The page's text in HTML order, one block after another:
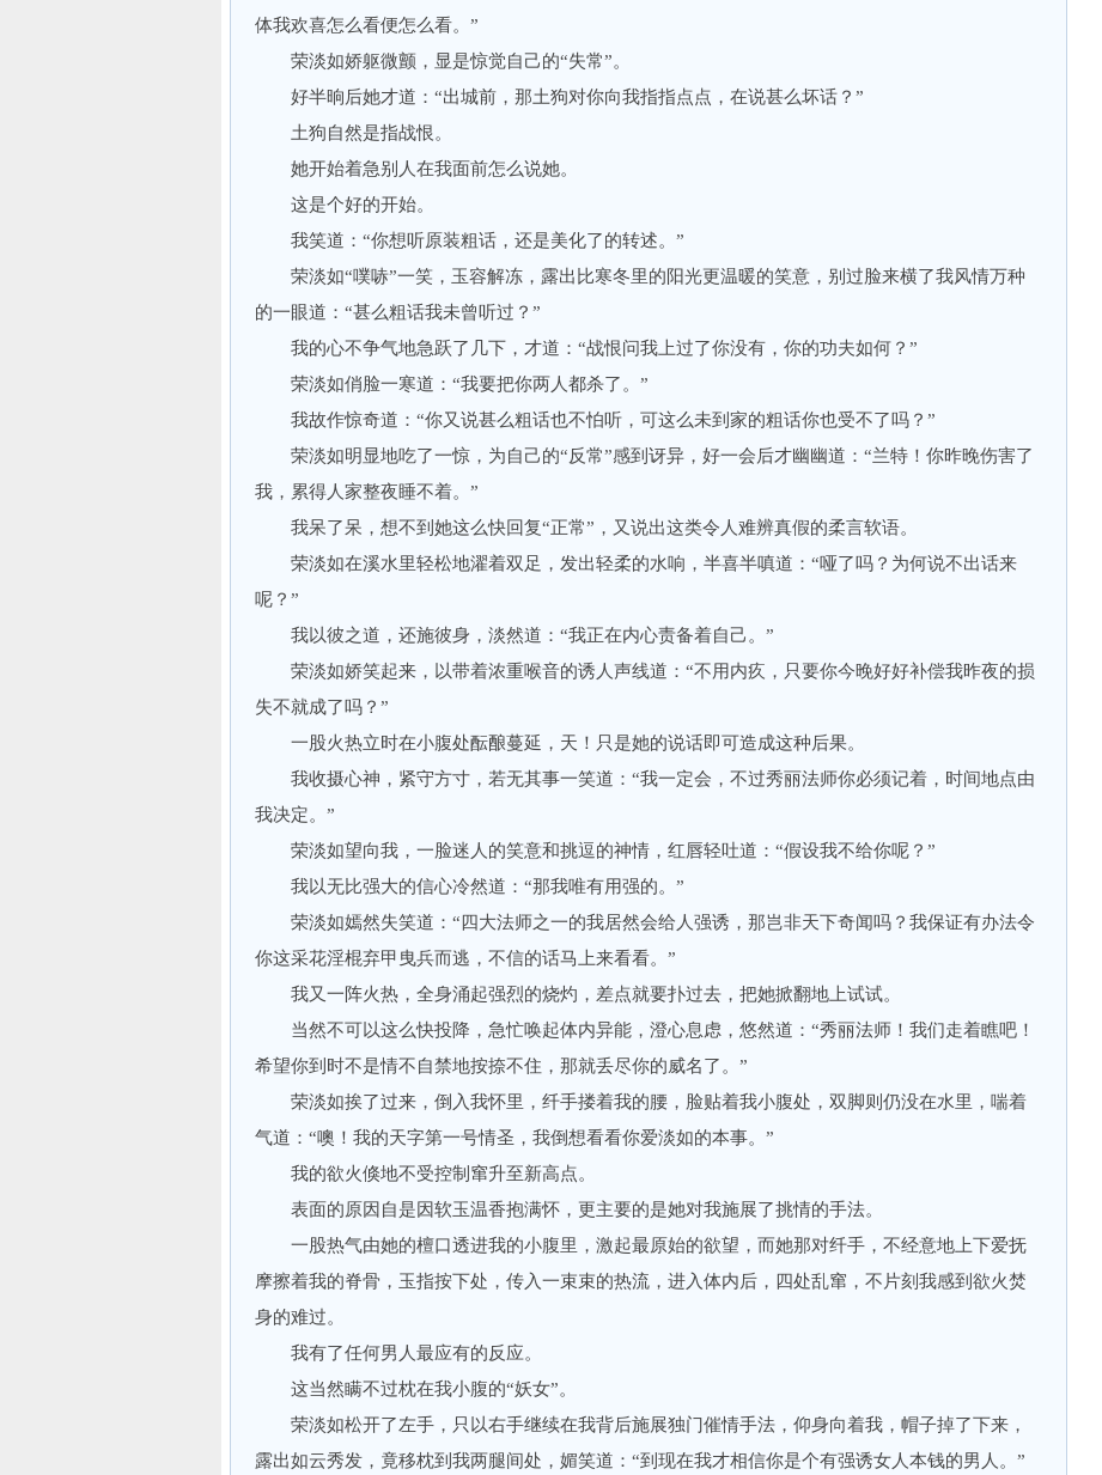
体我欢喜怎么看便怎么看。”
荣淡如娇躯微颤，显是惊觉自己的“失常”。
好半晌后她才道：“出城前，那土狗对你向我指指点点，在说甚么坏话？”
土狗自然是指战恨。
她开始着急别人在我面前怎么说她。
这是个好的开始。
我笑道：“你想听原装粗话，还是美化了的转述。”
荣淡如“噗哧”一笑，玉容解冻，露出比寒冬里的阳光更温暖的笑意，别过脸来横了我风情万种
的一眼道：“甚么粗话我未曾听过？”
我的心不争气地急跃了几下，才道：“战恨问我上过了你没有，你的功夫如何？”
荣淡如俏脸一寒道：“我要把你两人都杀了。”
我故作惊奇道：“你又说甚么粗话也不怕听，可这么未到家的粗话你也受不了吗？”
荣淡如明显地吃了一惊，为自己的“反常”感到讶异，好一会后才幽幽道：“兰特！你昨晚伤害了
我，累得人家整夜睡不着。”
我呆了呆，想不到她这么快回复“正常”，又说出这类令人难辨真假的柔言软语。
荣淡如在溪水里轻松地濯着双足，发出轻柔的水响，半喜半嗔道：“哑了吗？为何说不出话来
呢？”
我以彼之道，还施彼身，淡然道：“我正在内心责备着自己。”
荣淡如娇笑起来，以带着浓重喉音的诱人声线道：“不用内疚，只要你今晚好好补偿我昨夜的损
失不就成了吗？”
一股火热立时在小腹处酝酿蔓延，天！只是她的说话即可造成这种后果。
我收摄心神，紧守方寸，若无其事一笑道：“我一定会，不过秀丽法师你必须记着，时间地点由
我决定。”
荣淡如望向我，一脸迷人的笑意和挑逗的神情，红唇轻吐道：“假设我不给你呢？”
我以无比强大的信心冷然道：“那我唯有用强的。”
荣淡如嫣然失笑道：“四大法师之一的我居然会给人强诱，那岂非天下奇闻吗？我保证有办法令
你这采花淫棍弃甲曳兵而逃，不信的话马上来看看。”
我又一阵火热，全身涌起强烈的烧灼，差点就要扑过去，把她掀翻地上试试。
当然不可以这么快投降，急忙唤起体内异能，澄心息虑，悠然道：“秀丽法师！我们走着瞧吧！
希望你到时不是情不自禁地按捺不住，那就丢尽你的威名了。”
荣淡如挨了过来，倒入我怀里，纤手搂着我的腰，脸贴着我小腹处，双脚则仍没在水里，喘着
气道：“噢！我的天字第一号情圣，我倒想看看你爱淡如的本事。”
我的欲火倏地不受控制窜升至新高点。
表面的原因自是因软玉温香抱满怀，更主要的是她对我施展了挑情的手法。
一股热气由她的檀口透进我的小腹里，激起最原始的欲望，而她那对纤手，不经意地上下爱抚
摩擦着我的脊骨，玉指按下处，传入一束束的热流，进入体内后，四处乱窜，不片刻我感到欲火焚
身的难过。
我有了任何男人最应有的反应。
这当然瞒不过枕在我小腹的“妖女”。
荣淡如松开了左手，只以右手继续在我背后施展独门催情手法，仰身向着我，帽子掉了下来，
露出如云秀发，竟移枕到我两腿间处，媚笑道：“到现在我才相信你是个有强诱女人本钱的男人。”